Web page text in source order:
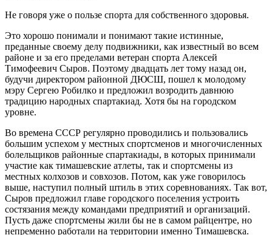
Не говоря уже о пользе спорта для собственного здоровья.
Это хорошо понимали и понимают такие истинные,
преданные своему делу подвижники, как известный во всем
районе и за его пределами ветеран спорта Алексей
Тимофеевич Сыров. Поэтому двадцать лет тому назад он,
будучи директором районной ДЮСШ, пошел к молодому
мэру Сергею Робилко и предложил возродить давнюю
традицию народных спартакиад. Хотя бы на городском
уровне.
Во времена СССР регулярно проводились и пользовались
большим успехом у местных спортсменов и многочисленных
болельщиков районные спартакиады, в которых принимали
участие как тимашевские атлеты, так и спортсмены из
местных колхозов и совхозов. Потом, как уже говорилось
выше, наступил полный штиль в этих соревнованиях. Так вот,
Сыров предложил главе городского поселения устроить
состязания между командами предприятий и организаций.
Пусть даже спортсмены жили бы не в самом райцентре, но
непременно работали на территории именно Тимашевска.